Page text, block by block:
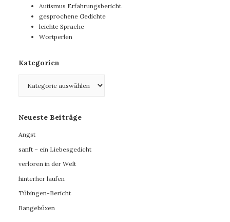
Autismus Erfahrungsbericht
gesprochene Gedichte
leichte Sprache
Wortperlen
Kategorien
Neueste Beiträge
Angst
sanft – ein Liebesgedicht
verloren in der Welt
hinterher laufen
Tübingen-Bericht
Bangebüxen